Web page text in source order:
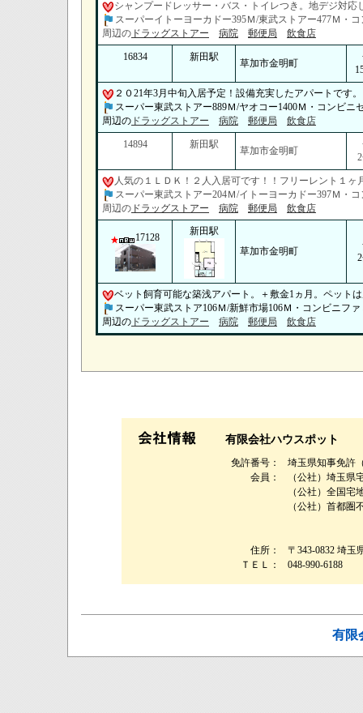
シャンプードレッサー・バス・トイレつき。地デジ対応
スーパーイトーヨーカドー395Ｍ/東武ストアー477Ｍ・
周辺の ドラッグストアー 病院 郵便局 飲食店
16834 新田駅
草加市金明町
２０21年3月中旬入居予定！設備充実したアパートです。
スーパー東武ストアー889Ｍ/ヤオコー1400Ｍ・コンビニ
周辺の ドラッグストアー 病院 郵便局 飲食店
14894 新田駅
草加市金明町
人気の１ＬＤＫ！２人入居可です！！フリーレント１ヶ
スーパー東武ストアー204Ｍ/イトーヨーカドー397Ｍ・
周辺の ドラッグストアー 病院 郵便局 飲食店
17128
新田駅
草加市金明町
ベット飼育可能な築浅アパート。＋敷金1ヵ月。ペット
スーパー東武ストア106Ｍ/新鮮市場106Ｍ・コンビニフ
周辺の ドラッグストアー 病院 郵便局 飲食店
有限会社ハウスポット
免許番号：
埼玉県知事免許
会員：
（公社）埼玉県
（公社）全国宅
（公社）首都圏
住所：
〒343-0832 埼玉
ＴＥＬ：
048-990-6188
有限